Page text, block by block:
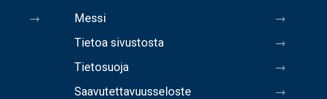
Messi
Tietoa sivustosta
Tietosuoja
Saavutettavuusseloste